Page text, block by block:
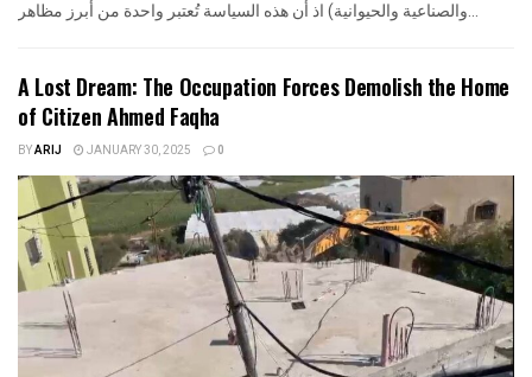
والصناعية والحيوانية) اذ أن هذه السياسة تُعتبر واحدة من أبرز مظاهر...
A Lost Dream: The Occupation Forces Demolish the Home
of Citizen Ahmed Faqha
BYARIJ JANUARY 30, 2025 0